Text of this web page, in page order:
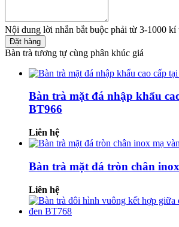
Nội dung lời nhắn bắt buộc phải từ 3-1000 kí
Đặt hàng
Bàn trà tương tự cùng phân khúc giá
Bàn trà mặt đá nhập khẩu
BT966
Liên hệ
Bàn trà mặt đá tròn chân
Liên hệ